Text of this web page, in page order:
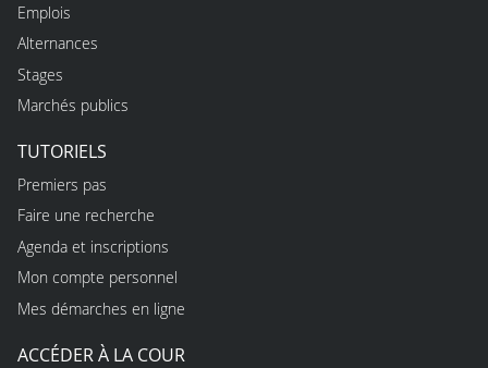
Emplois
Alternances
Stages
Marchés publics
TUTORIELS
Premiers pas
Faire une recherche
Agenda et inscriptions
Mon compte personnel
Mes démarches en ligne
ACCÉDER À LA COUR